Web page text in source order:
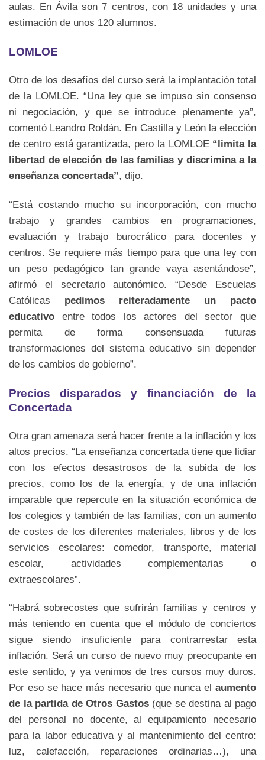
aulas. En Ávila son 7 centros, con 18 unidades y una
estimación de unos 120 alumnos.
LOMLOE
Otro de los desafíos del curso será la implantación total
de la LOMLOE. “Una ley que se impuso sin consenso
ni negociación, y que se introduce plenamente ya”,
comentó Leandro Roldán. En Castilla y León la elección
de centro está garantizada, pero la LOMLOE“limita la
libertad de elección de las familias y discrimina a la
enseñanza concertada”, dijo.
“Está costando mucho su incorporación, con mucho
trabajo y grandes cambios en programaciones,
evaluación y trabajo burocrático para docentes y
centros. Se requiere más tiempo para que una ley con
un peso pedagógico tan grande vaya asentándose”,
afirmó el secretario autonómico. “Desde Escuelas
Católicas pedimos reiteradamente un pacto
educativo entre todos los actores del sector que
permita de forma consensuada futuras
transformaciones del sistema educativo sin depender
de los cambios de gobierno”.
Precios disparados y financiación de la
Concertada
Otra gran amenaza será hacer frente a la inflación y los
altos precios. “La enseñanza concertada tiene que lidiar
con los efectos desastrosos de la subida de los
precios, como los de la energía, y de una inflación
imparable que repercute en la situación económica de
los colegios y también de las familias, con un aumento
de costes de los diferentes materiales, libros y de los
servicios escolares: comedor, transporte, material
escolar, actividades complementarias o
extraescolares”.
“Habrá sobrecostes que sufrirán familias y centros y
más teniendo en cuenta que el módulo de conciertos
sigue siendo insuficiente para contrarrestar esta
inflación. Será un curso de nuevo muy preocupante en
este sentido, y ya venimos de tres cursos muy duros.
Por eso se hace más necesario que nunca el aumento
de la partida de Otros Gastos(que se destina al pago
del personal no docente, al equipamiento necesario
para la labor educativa y al mantenimiento del centro:
luz, calefacción, reparaciones ordinarias…), una